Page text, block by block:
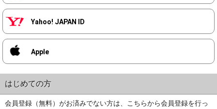
Yahoo! JAPAN ID
Apple
はじめての方
会員登録（無料）がお済みでない方は、こちらから会員登録を行っ